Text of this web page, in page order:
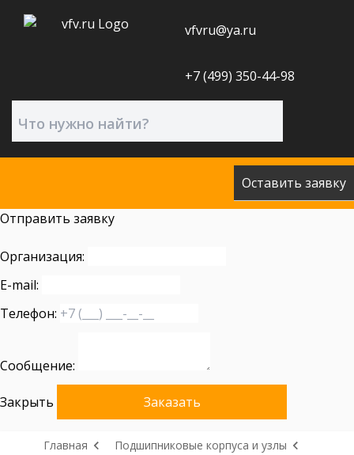
vfvru@ya.ru
+7 (499) 350-44-98
Оставить заявку
Отправить заявку
Организация:
E-mail:
Телефон:
Сообщение:
Закрыть Заказать
Главная
Подшипниковые корпуса и узлы